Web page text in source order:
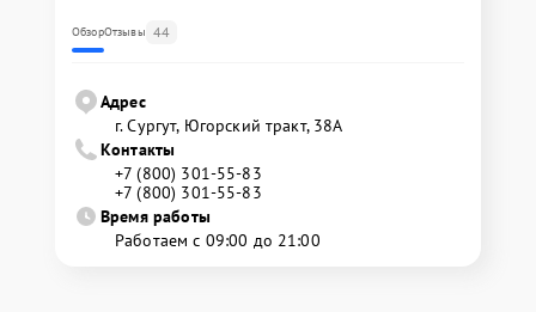
ОбзорОтзывы 44
Адрес
г. Сургут, Югорский тракт, 38А
Контакты
+7 (800) 301-55-83
+7 (800) 301-55-83
Время работы
Работаем с 09:00 до 21:00